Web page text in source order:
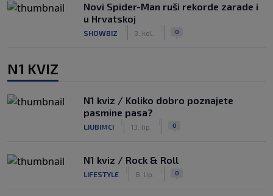
Novi Spider-Man ruši rekorde zarade i
u Hrvatskoj
SHOWBIZ 3. kol. 0
N1 KVIZ
N1 kviz / Koliko dobro poznajete
pasmine pasa?
LJUBIMCI 13. lip. 0
N1 kviz / Rock & Roll
LIFESTYLE 8. lip. 0